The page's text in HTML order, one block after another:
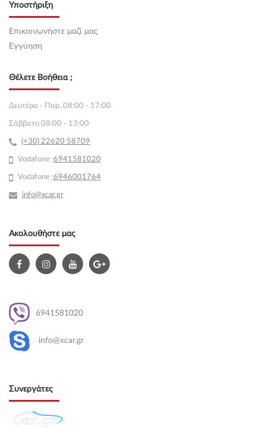
Υποστήριξη
Επικοινωνήστε μαζί μας
Εγγύηση
Θέλετε Βοήθεια ;
Δευτέρα - Παρ. 08:00 - 17:00
Σάββατο 08:00 - 13:00
(+30) 22620 58709
Vodafone :6941581020
Vodafone :6946001764
info@xcar.gr
Ακολουθήστε μας
6941581020
info@xcar.gr
Συνεργάτες